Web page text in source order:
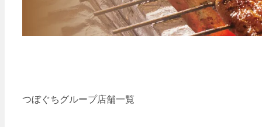
つぼぐちグループ店舗一覧